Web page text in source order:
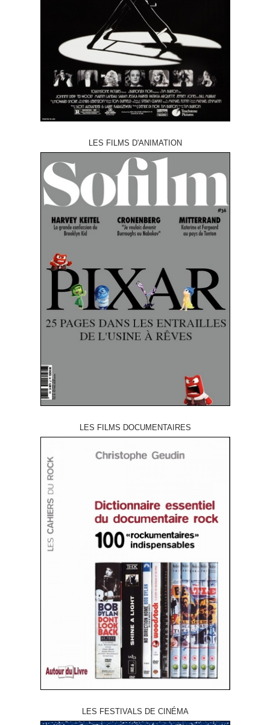
LES FILMS D'ANIMATION
LES FILMS DOCUMENTAIRES
LES FESTIVALS DE CINÉMA